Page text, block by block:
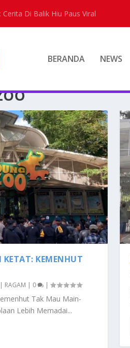
Di Balik Hiu Paus Viral
BERANDA NEWS
KEMENHUT
| RAGAM | 0 |
Tak Mau Main-
Lebih Memadai...